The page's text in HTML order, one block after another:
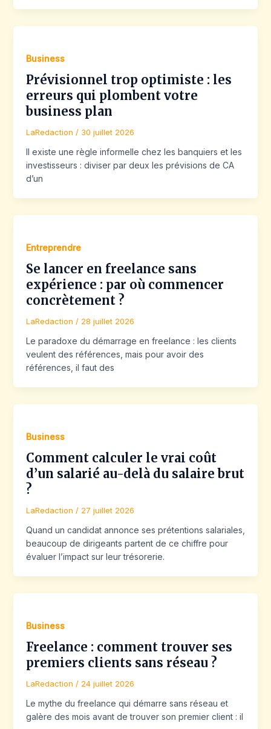
Business
Prévisionnel trop optimiste : les
erreurs qui plombent votre
business plan
LaRedaction / 30 juillet 2026
Il existe une règle informelle chez les banquiers et les
investisseurs : diviser par deux les prévisions de CA
d’un
Entreprendre
Se lancer en freelance sans
expérience : par où commencer
concrètement ?
LaRedaction / 28 juillet 2026
Le paradoxe du démarrage en freelance : les clients
veulent des références, mais pour avoir des
références, il faut des
Business
Comment calculer le vrai coût
d’un salarié au-delà du salaire brut
?
LaRedaction / 27 juillet 2026
Quand un candidat annonce ses prétentions salariales,
beaucoup de dirigeants partent de ce chiffre pour
évaluer l’impact sur leur trésorerie.
Business
Freelance : comment trouver ses
premiers clients sans réseau ?
LaRedaction / 24 juillet 2026
Le mythe du freelance qui démarre sans réseau et
galère des mois avant de trouver son premier client : il